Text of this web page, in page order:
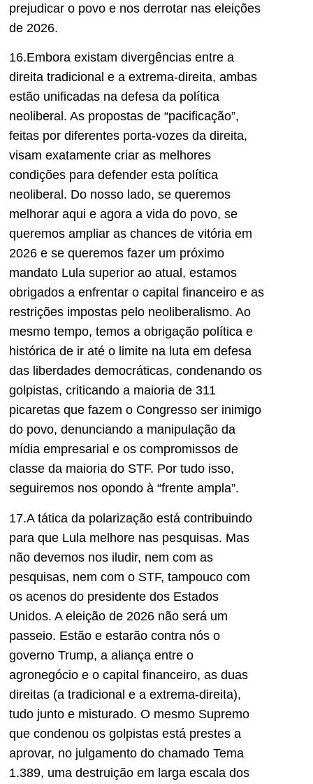
prejudicar o povo e nos derrotar nas eleições
de 2026.
16.Embora existam divergências entre a
direita tradicional e a extrema-direita, ambas
estão unificadas na defesa da política
neoliberal. As propostas de “pacificação”,
feitas por diferentes porta-vozes da direita,
visam exatamente criar as melhores
condições para defender esta política
neoliberal. Do nosso lado, se queremos
melhorar aqui e agora a vida do povo, se
queremos ampliar as chances de vitória em
2026 e se queremos fazer um próximo
mandato Lula superior ao atual, estamos
obrigados a enfrentar o capital financeiro e as
restrições impostas pelo neoliberalismo. Ao
mesmo tempo, temos a obrigação política e
histórica de ir até o limite na luta em defesa
das liberdades democráticas, condenando os
golpistas, criticando a maioria de 311
picaretas que fazem o Congresso ser inimigo
do povo, denunciando a manipulação da
mídia empresarial e os compromissos de
classe da maioria do STF. Por tudo isso,
seguiremos nos opondo à “frente ampla”.
17.A tática da polarização está contribuindo
para que Lula melhore nas pesquisas. Mas
não devemos nos iludir, nem com as
pesquisas, nem com o STF, tampouco com
os acenos do presidente dos Estados
Unidos. A eleição de 2026 não será um
passeio. Estão e estarão contra nós o
governo Trump, a aliança entre o
agronegócio e o capital financeiro, as duas
direitas (a tradicional e a extrema-direita),
tudo junto e misturado. O mesmo Supremo
que condenou os golpistas está prestes a
aprovar, no julgamento do chamado Tema
1.389, uma destruição em larga escala dos